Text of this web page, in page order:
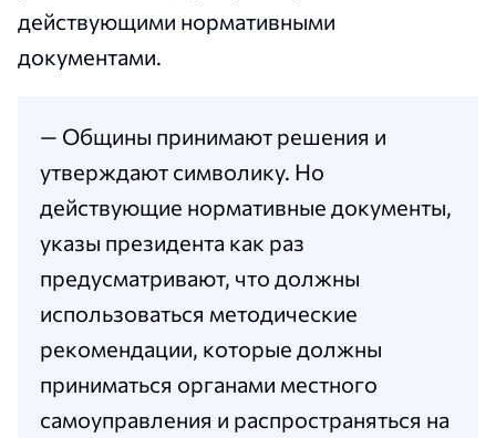
действующими нормативными
документами.
— Общины принимают решения и
утверждают символику. Но
действующие нормативные документы,
указы президента как раз
предусматривают, что должны
использоваться методические
рекомендации, которые должны
приниматься органами местного
самоуправления и распространяться на